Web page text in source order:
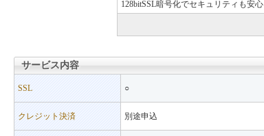
128bitSSL暗号化でセキュリティも安心
サービス内容
サービス内容
SSL ○
クレジット決済 別途申込